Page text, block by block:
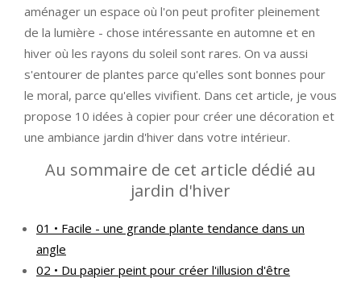
aménager un espace où l'on peut profiter pleinement
de la lumière - chose intéressante en automne et en
hiver où les rayons du soleil sont rares. On va aussi
s'entourer de plantes parce qu'elles sont bonnes pour
le moral, parce qu'elles vivifient. Dans cet article, je vous
propose 10 idées à copier pour créer une décoration et
une ambiance jardin d'hiver dans votre intérieur.
Au sommaire de cet article dédié au
jardin d'hiver
01 • Facile - une grande plante tendance dans un
angle
02 • Du papier peint pour créer l'illusion d'être